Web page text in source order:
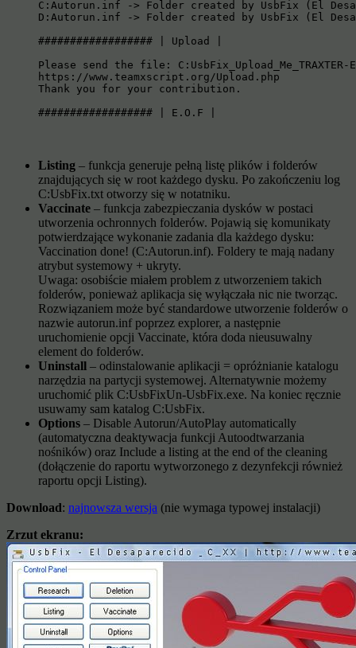
C:Autorun.inf -> Folder created by UsbFix (El
D:Autorun.inf -> Folder created by UsbFix (El
################## | Upload |
Please send the file: C:UsbFix_Upload_Me_TRAXTER-
https://www.teamxscript.org/Upload.php
Thank you for your contribution.
################## | E.O.F |
Listing – funkcja generuje pełną listę plików i folderów
znajdujących się w root każdego dysku. Po zakończeniu log
C:UsbFix.txt otworzy się w notatniku.
Vaccinate – funkcja zabezpieczania dysków w postaci
utworzenia ochronnych folderów. Pojawią się komunikaty
potwierdzające wykonanie zadania dla każdego dysku:
Vaccination done! (C:Autorun.inf). Foldery te mają nadany
atrybut systemowy + ukryty.
Uwaga: osobiście miałem problem z utworzeniem takich
folderów, ponieważ aplikacja się wyłączała nic nie tworząc.
Rozwiązaniem może być standardowe utworzenie folderów o
nazwie autorun.inf poprzez explorer, a następnie
uruchomienie opcji Vaccinate, która doda nieusuwalny
element do folderów.
Uninstall – odinstalowanie aplikacji = opróżnianie katalogu
narzędzia na partycji systemowej. Alternatywnie możemy
uruchomić plik C:UsbFixUn-UsbFix.exe. Na koniec ręcznie
usuwamy sam katalog C:UsbFix.
Options – Disable Autorun/AutoPlay automatically
(automatyczna deaktywacja funkcji Autoodtwarzania
nośników) oraz Include a listing at the end of the cleaning
(dołączenie do raportu wytworzonego z dezynfekcji również
raportu opcji Listing).
Download: najnowsza wersja (nie wymaga typowej instalacji)
Zrzut ekranu: